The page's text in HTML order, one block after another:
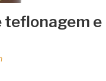
teflonagem e